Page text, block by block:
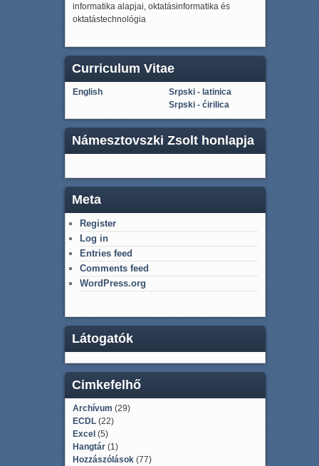
informatika alapjai, oktatásinformatika és
oktatástechnológia
Curriculum Vitae
English
Srpski - latinica
Srpski - ćirilica
Námesztovszki Zsolt honlapja
Meta
Register
Log in
Entries feed
Comments feed
WordPress.org
Látogatók
Cimkefelhő
Archívum (29)
ECDL(22)
Excel(5)
Hangtár(1)
Hozzászólások(77)